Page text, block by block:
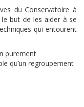
du Conservatoire à
le but de les aider à se
qui entourent
purement
qu’un regroupement